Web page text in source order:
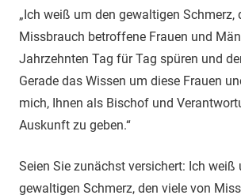
„Ich weiß um den gewaltigen Schmerz,
Missbrauch betroffene Frauen und
Jahrzehnten Tag für Tag spüren und
Gerade das Wissen um diese Frauen
mich, Ihnen als Bischof und
Auskunft zu geben.“
Seien Sie zunächst versichert: Ich weiß
gewaltigen Schmerz, den viele von